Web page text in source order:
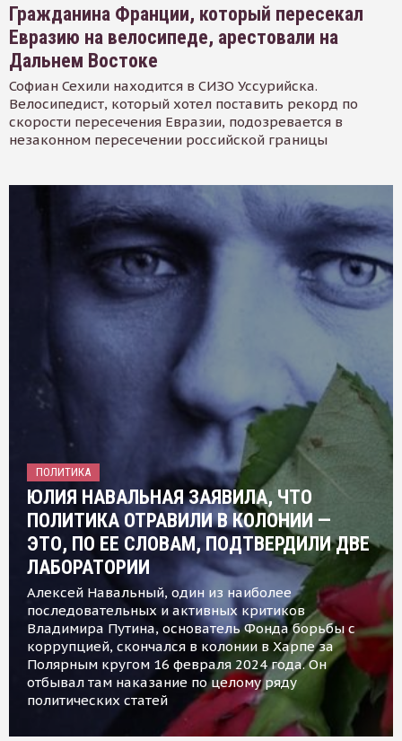
Гражданина Франции, который пересекал
Евразию на велосипеде, арестовали на
Дальнем Востоке
Софиан Сехили находится в СИЗО Уссурийска.
Велосипедист, который хотел поставить рекорд по
скорости пересечения Евразии, подозревается в
незаконном пересечении российской границы
ПОЛИТИКА
ЮЛИЯ НАВАЛЬНАЯ ЗАЯВИЛА, ЧТО
ПОЛИТИКА ОТРАВИЛИ В КОЛОНИИ —
ЭТО, ПО ЕЕ СЛОВАМ, ПОДТВЕРДИЛИ ДВЕ
ЛАБОРАТОРИИ
Алексей Навальный, один из наиболее
последовательных и активных критиков
Владимира Путина, основатель Фонда борьбы с
коррупцией, скончался в колонии в Харпе за
Полярным кругом 16 февраля 2024 года. Он
отбывал там наказание по целому ряду
политических статей